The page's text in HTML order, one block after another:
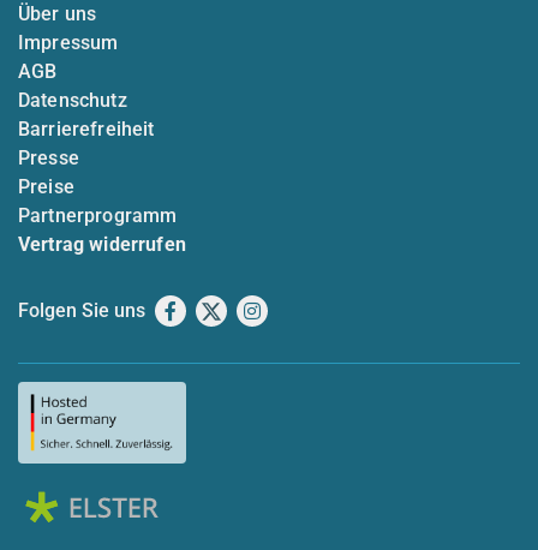
Über uns
Impressum
AGB
Datenschutz
Barrierefreiheit
Presse
Preise
Partnerprogramm
Vertrag widerrufen
Folgen Sie uns Facebook
X Instagram